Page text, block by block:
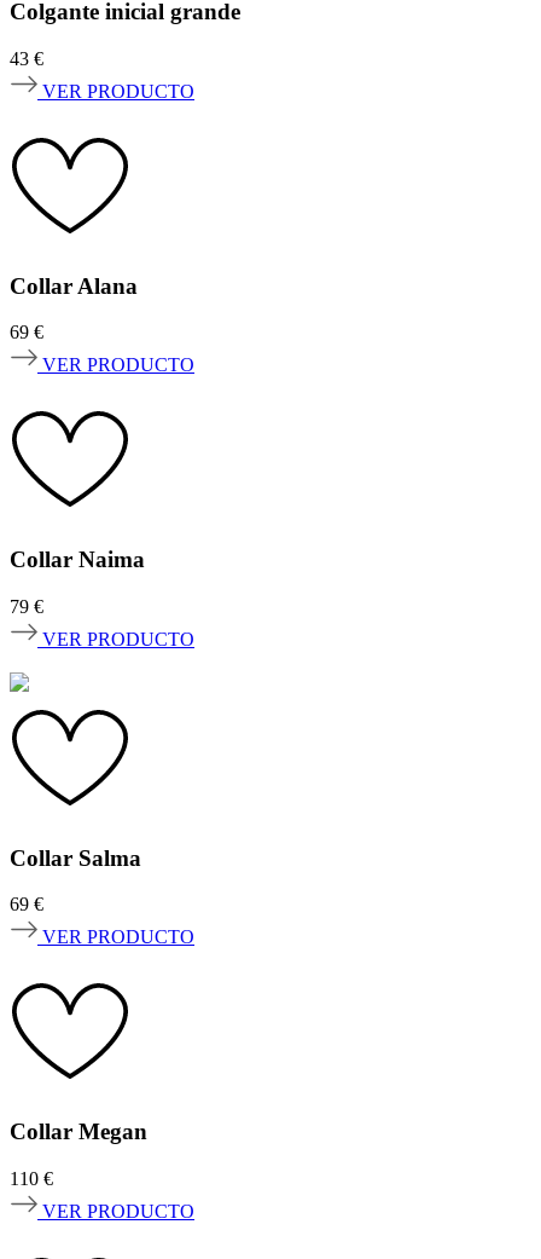
Colgante inicial grande
43 €
VER PRODUCTO
Collar Alana
69 €
VER PRODUCTO
Collar Naima
79 €
VER PRODUCTO
Collar Salma
69 €
VER PRODUCTO
Collar Megan
110 €
VER PRODUCTO